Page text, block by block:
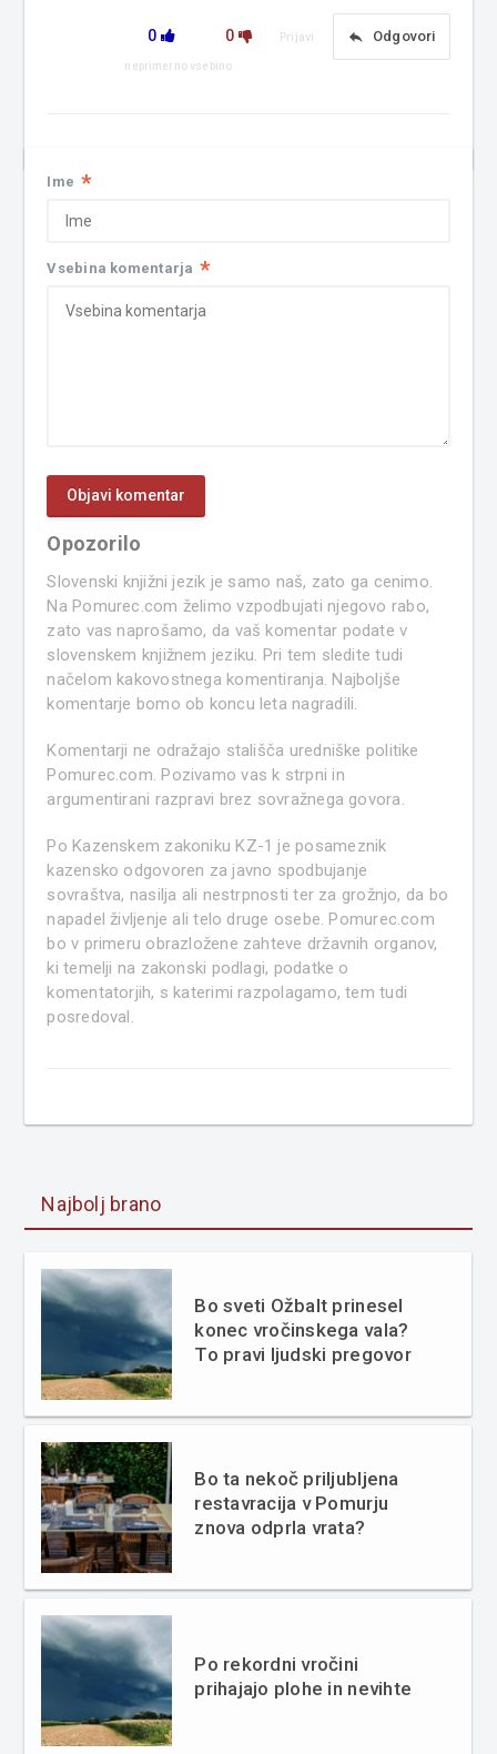
0 0 reply Odgovori
Prijavi
neprimerno vsebino
Ime *
Vsebina komentarja *
Opozorilo
Slovenski knjižni jezik je samo naš, zato ga cenimo.
Na Pomurec.com želimo vzpodbujati njegovo rabo,
zato vas naprošamo, da vaš komentar podate v
slovenskem knjižnem jeziku. Pri tem sledite tudi
načelom kakovostnega komentiranja. Najboljše
komentarje bomo ob koncu leta nagradili.
Komentarji ne odražajo stališča uredniške politike
Pomurec.com. Pozivamo vas k strpni in
argumentirani razpravi brez sovražnega govora.
Po Kazenskem zakoniku KZ-1 je posameznik
kazensko odgovoren za javno spodbujanje
sovraštva, nasilja ali nestrpnosti ter za grožnjo, da bo
napadel življenje ali telo druge osebe. Pomurec.com
bo v primeru obrazložene zahteve državnih organov,
ki temelji na zakonski podlagi, podatke o
komentatorjih, s katerimi razpolagamo, tem tudi
posredoval.
Najbolj brano
Bo sveti Ožbalt prinesel
konec vročinskega vala?
To pravi ljudski pregovor
Bo ta nekoč priljubljena
restavracija v Pomurju
znova odprla vrata?
Po rekordni vročini
prihajajo plohe in nevihte